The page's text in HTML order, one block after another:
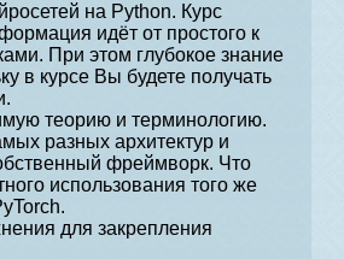
на Python. Курс
идёт от простого к
При этом глубокое знание
в курсе Вы будете получать
теорию и терминологию.
разных архитектур и
фреймворк. Что
использования того же
для закрепления